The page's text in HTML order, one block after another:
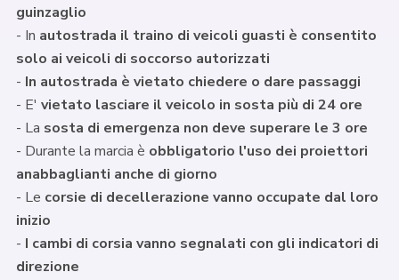
guinzaglio
- In autostrada il traino di veicoli guasti è consentito
solo ai veicoli di soccorso autorizzati
- In autostrada è vietato chiedere o dare passaggi
- E' vietato lasciare il veicolo in sosta più di 24 ore
- La sosta di emergenza non deve superare le 3 ore
- Durante la marcia è obbligatorio l'uso dei proiettori
anabbaglianti anche di giorno
- Le corsie di decellerazione vanno occupate dal loro
inizio
- I cambi di corsia vanno segnalati con gli indicatori di
direzione